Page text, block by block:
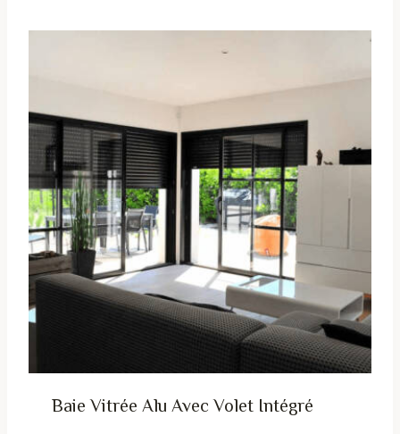
Baie Vitrée Alu Avec Volet Intégré